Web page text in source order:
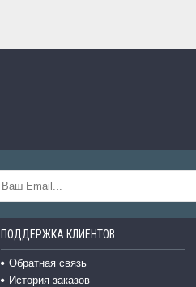
ПОДДЕРЖКА КЛИЕНТОВ
Обратная связь
История заказов